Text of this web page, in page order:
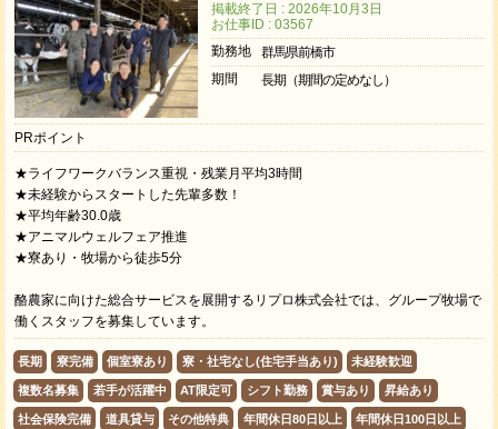
掲載終了日 : 2026年10月3日
お仕事ID : 03567
勤務地
群馬県前橋市
期間
長期（期間の定めなし）
PRポイント
★ライフワークバランス重視・残業月平均3時間
★未経験からスタートした先輩多数！
★平均年齢30.0歳
★アニマルウェルフェア推進
★寮あり・牧場から徒歩5分
酪農家に向けた総合サービスを展開するリプロ株式会社では、グループ牧場で
働くスタッフを募集しています。
長期 寮完備 個室寮あり 寮・社宅なし(住宅手当あり) 未経験歓迎
複数名募集 若手が活躍中 AT限定可 シフト勤務 賞与あり 昇給あり
社会保険完備 道具貸与 その他特典 年間休日80日以上 年間休日100日以上